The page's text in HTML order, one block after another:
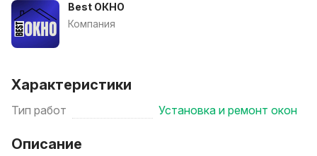
Best ОКНО
Компания
Характеристики
Тип работ Установка и ремонт окон
Описание